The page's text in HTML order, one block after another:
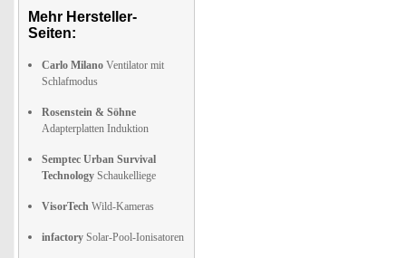
Mehr Hersteller-
Seiten:
Carlo Milano Ventilator mit
Schlafmodus
Rosenstein & Söhne
Adapterplatten Induktion
Semptec Urban Survival
Technology Schaukelliege
VisorTech Wild-Kameras
infactory Solar-Pool-Ionisatoren